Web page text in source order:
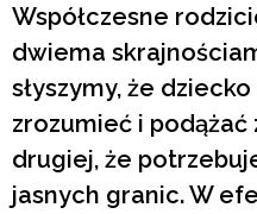
Współczesne
dwiema
słyszymy, że
zrozumieć i
drugiej, że
jasnych granic. W